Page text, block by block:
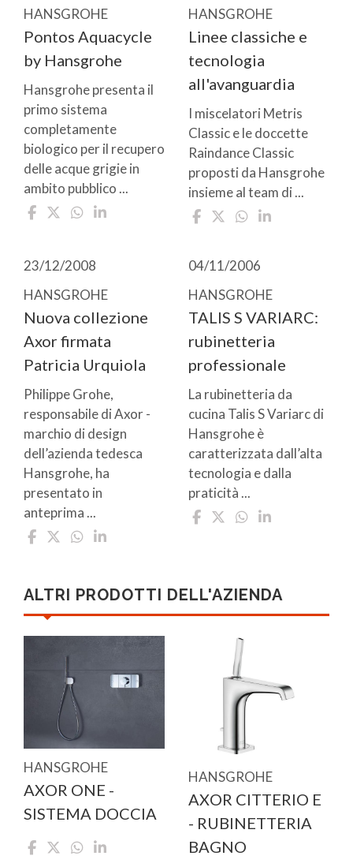
HANSGROHE
Pontos Aquacycle
by Hansgrohe
Hansgrohe presenta il
primo sistema
completamente
biologico per il recupero
delle acque grigie in
ambito pubblico ...
HANSGROHE
Linee classiche e
tecnologia
all'avanguardia
I miscelatori Metris
Classic e le doccette
Raindance Classic
proposti da Hansgrohe
insieme al team di ...
23/12/2008
HANSGROHE
Nuova collezione
Axor firmata
Patricia Urquiola
Philippe Grohe,
responsabile di Axor -
marchio di design
dell’azienda tedesca
Hansgrohe, ha
presentato in
anteprima ...
04/11/2006
HANSGROHE
TALIS S VARIARC:
rubinetteria
professionale
La rubinetteria da
cucina Talis S Variarc di
Hansgrohe è
caratterizzata dall’alta
tecnologia e dalla
praticità ...
ALTRI PRODOTTI DELL'AZIENDA
HANSGROHE
AXOR ONE -
SISTEMA DOCCIA
HANSGROHE
AXOR CITTERIO E
- RUBINETTERIA
BAGNO